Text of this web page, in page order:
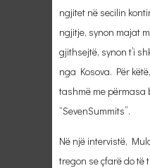
ngjitet në secilin
ngjitje, synon majat
gjithsejtë, synon t’i
nga Kosova. Për
tashmë me përmasa
“SevenSummits”.
Në një intervistë,
tregon se çfarë do të